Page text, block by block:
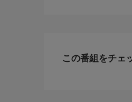
この番組をチェ